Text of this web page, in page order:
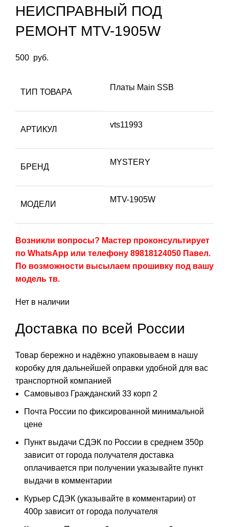
НЕИСПРАВНЫЙ ПОД
РЕМОНТ MTV-1905W
500 руб.
ТИП ТОВАРА
Платы Main SSB
АРТИКУЛ
vts11993
БРЕНД
MYSTERY
МОДЕЛИ
MTV-1905W
Возникли вопросы? Мастер проконсультирует
по WhatsApp или телефону 89818124050 Павел.
По возможности высылаем прошивку под вашу
модель тв.
Нет в наличии
Доставка по всей России
Товар бережно и надёжно упаковываем в нашу
коробку для дальнейшей оправки удобной для вас
транспортной компанией
Самовывоз Гражданский 33 корп 2
Почта России по фиксированной минимальной
цене
Пункт выдачи СДЭК по России в среднем 350р
зависит от города получателя доставка
оплачивается при получении указывайте пункт
выдачи в комментарии
Курьер СДЭК (указывайте в комментарии) от
400р зависит от города получателя